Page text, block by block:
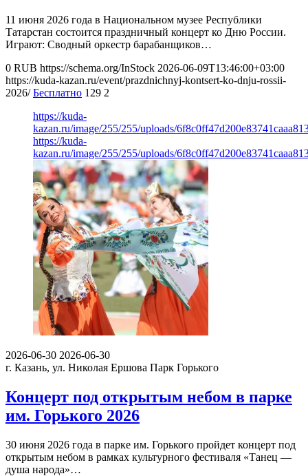
11 июня 2026 года в Национальном музее Республики
Татарстан состоится праздничный концерт ко Дню России.
Играют: Сводный оркестр барабанщиков…
0 RUB https://schema.org/InStock 2026-06-09T13:46:00+03:00
https://kuda-kazan.ru/event/prazdnichnyj-kontsert-ko-dnju-rossii-
2026/ Бесплатно 129 2
https://kuda-
kazan.ru/image/255/255/uploads/
https://kuda-
kazan.ru/image/255/255/uploads/
2026-06-30 2026-06-30
г. Казань, ул. Николая Ершова Парк Горького
Концерт под открытым небом в парке
им. Горького 2026
30 июня 2026 года в парке им. Горького пройдет концерт под
открытым небом в рамках культурного фестиваля «Танец —
душа народа»…